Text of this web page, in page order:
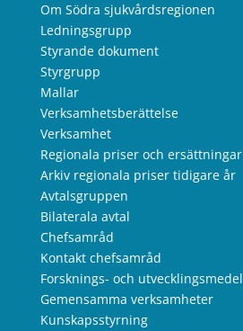
Om Södra sjukvårdsregionen
Ledningsgrupp
Styrande dokument
Styrgrupp
Mallar
Verksamhetsberättelse
Verksamhet
Regionala priser och ersättningar
Arkiv regionala priser tidigare år
Avtalsgruppen
Bilaterala avtal
Chefsamråd
Kontakt chefsamråd
Forsknings- och utvecklingsmedel
Gemensamma verksamheter
Kunskapsstyrning